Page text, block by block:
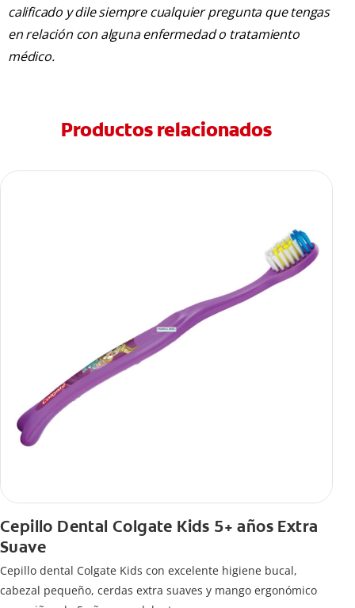
calificado y dile siempre cualquier pregunta que tengas
en relación con alguna enfermedad o tratamiento
médico.
Productos relacionados
Cepillo Dental Colgate Kids 5+ años Extra
Suave
Cepillo dental Colgate Kids con excelente higiene bucal,
cabezal pequeño, cerdas extra suaves y mango ergonómico